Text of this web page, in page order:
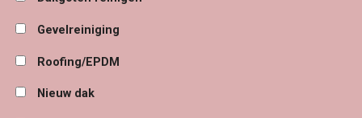
Gevelreiniging
Roofing/EPDM
Nieuw dak